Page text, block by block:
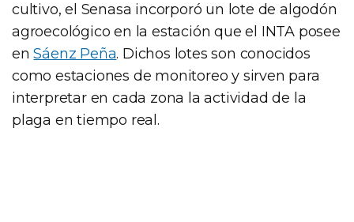
cultivo, el Senasa incorporó un lote de algodón
agroecológico en la estación que el INTA posee
enSáenz Peña. Dichos lotes son conocidos
como estaciones de monitoreo y sirven para
interpretar en cada zona la actividad de la
plaga en tiempo real.